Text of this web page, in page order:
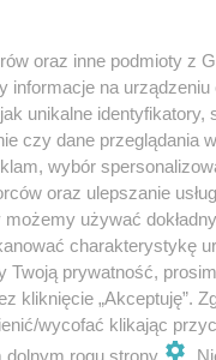
oraz inne podmioty z
informacje na urządzeniu
unikalne identyfikatory,
czy dane przeglądania
wybór
oraz ulepszanie
używać
charakterystykę
Twoją prywatność,
kliknięcie „Akceptuję”.
wycofać klikając
dolnym rogu strony
.